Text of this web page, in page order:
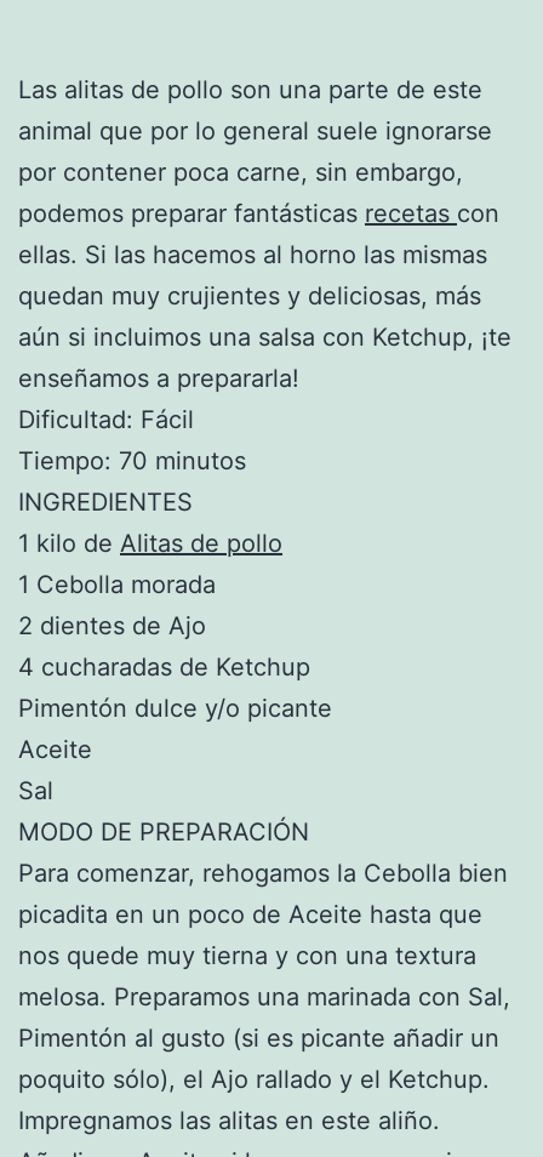
Las alitas de pollo son una parte de este
animal que por lo general suele ignorarse
por contener poca carne, sin embargo,
podemos preparar fantásticas recetas con
ellas. Si las hacemos al horno las mismas
quedan muy crujientes y deliciosas, más
aún si incluimos una salsa con Ketchup, ¡te
enseñamos a prepararla!
Dificultad: Fácil
Tiempo: 70 minutos
INGREDIENTES
1 kilo de Alitas de pollo
1 Cebolla morada
2 dientes de Ajo
4 cucharadas de Ketchup
Pimentón dulce y/o picante
Aceite
Sal
MODO DE PREPARACIÓN
Para comenzar, rehogamos la Cebolla bien
picadita en un poco de Aceite hasta que
nos quede muy tierna y con una textura
melosa. Preparamos una marinada con Sal,
Pimentón al gusto (si es picante añadir un
poquito sólo), el Ajo rallado y el Ketchup.
Impregnamos las alitas en este aliño.